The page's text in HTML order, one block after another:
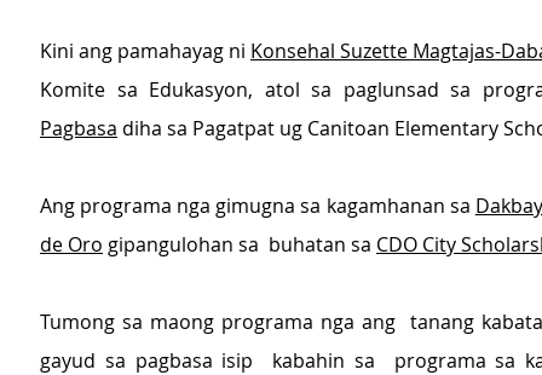
Kini ang pamahayag ni Konsehal Suzette Magtajas-
Komite sa Edukasyon, atol sa paglunsad sa
Pagbasa diha sa Pagatpat ug Canitoan Elementary
Ang programa nga gimugna sa kagamhanan sa
de Oro gipangulohan sa  buhatan sa CDO City
Tumong sa maong programa nga ang  tanang
gayud sa pagbasa isip  kabahin sa  programa sa